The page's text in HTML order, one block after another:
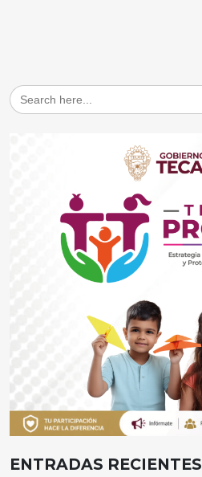
Search
for:
ENTRADAS RECIENTES